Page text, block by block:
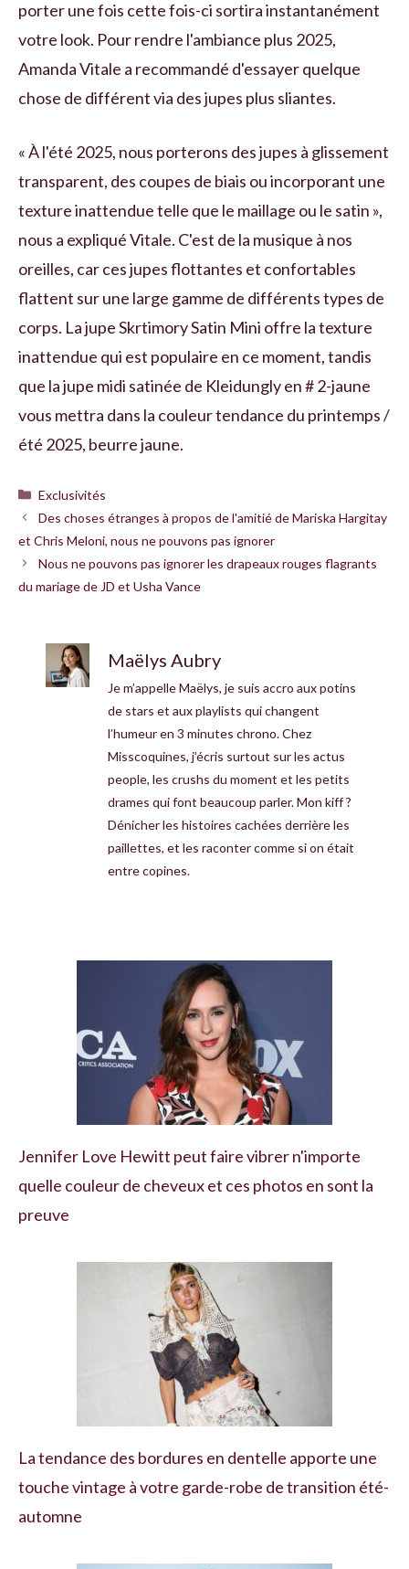
porter une fois cette fois-ci sortira instantanément
votre look. Pour rendre l'ambiance plus 2025,
Amanda Vitale a recommandé d'essayer quelque
chose de différent via des jupes plus sliantes.
« À l'été 2025, nous porterons des jupes à glissement
transparent, des coupes de biais ou incorporant une
texture inattendue telle que le maillage ou le satin »,
nous a expliqué Vitale. C'est de la musique à nos
oreilles, car ces jupes flottantes et confortables
flattent sur une large gamme de différents types de
corps. La jupe Skrtimory Satin Mini offre la texture
inattendue qui est populaire en ce moment, tandis
que la jupe midi satinée de Kleidungly en # 2-jaune
vous mettra dans la couleur tendance du printemps /
été 2025, beurre jaune.
Catégories
Exclusivités
Des choses étranges à propos de l'amitié de Mariska Hargitay
et Chris Meloni, nous ne pouvons pas ignorer
Nous ne pouvons pas ignorer les drapeaux rouges flagrants
du mariage de JD et Usha Vance
Maëlys Aubry
Je m’appelle Maëlys, je suis accro aux potins
de stars et aux playlists qui changent
l’humeur en 3 minutes chrono. Chez
Misscoquines, j’écris surtout sur les actus
people, les crushs du moment et les petits
drames qui font beaucoup parler. Mon kiff ?
Dénicher les histoires cachées derrière les
paillettes, et les raconter comme si on était
entre copines.
Jennifer Love Hewitt peut faire vibrer n'importe
quelle couleur de cheveux et ces photos en sont la
preuve
La tendance des bordures en dentelle apporte une
touche vintage à votre garde-robe de transition été-
automne